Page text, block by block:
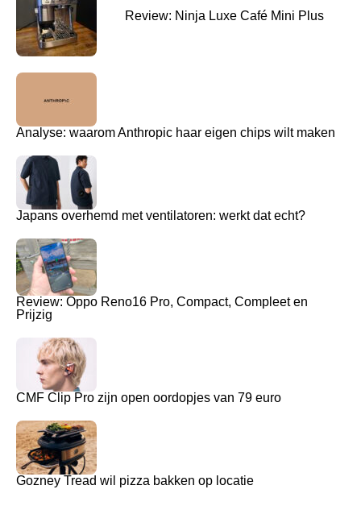
Review: Ninja Luxe Café Mini Plus
Analyse: waarom Anthropic haar eigen chips wilt maken
Japans overhemd met ventilatoren: werkt dat echt?
Review: Oppo Reno16 Pro, Compact, Compleet en
Prijzig
CMF Clip Pro zijn open oordopjes van 79 euro
Gozney Tread wil pizza bakken op locatie